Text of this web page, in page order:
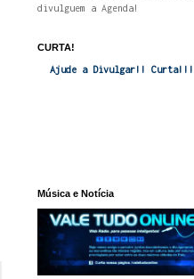
divulguem a Agenda!
CURTA!
Ajude a Divulgar!! Curta!!!
Música e Notícia